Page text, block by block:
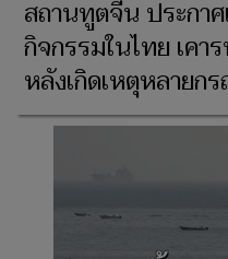
สถานทูตจีน ประกา
กิจกรรมในไทย เค
หลังเกิดเหตุหลายก